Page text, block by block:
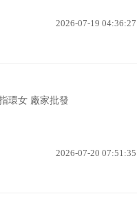
2026-07-19 04:36:27
環女 廠家批發
2026-07-20 07:51:35